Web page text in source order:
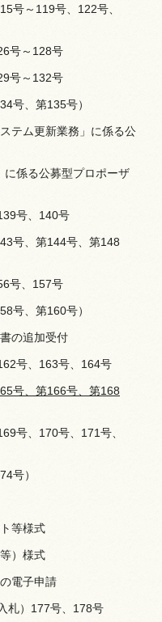
号～119号、122号、
号～128号
号～132号
号、第135号）
テム更新業務」に係る公
に係る公募型プロポーザ
号、140号
号、第144号、第148
号、157号
号、第160号）
の追加受付
号、163号、164号
号、第166号、第168
号、170号、171号、
号）
等様式
）様式
電子申請
札）177号、178号